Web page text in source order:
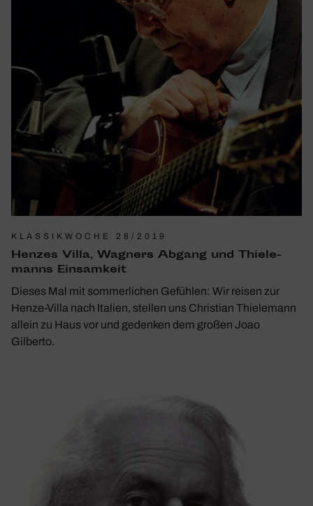
KLASSIKWOCHE 28/2019
Henzes Villa, Wagners Abgang und Thie­le­
manns Einsam­keit
Dieses Mal mit sommer­li­chen Gefühlen: Wir reisen zur
Henze-Villa nach Italien, stellen uns Chris­tian Thie­le­mann
allein zu Haus vor und gedenken dem großen Joao
Gilberto.